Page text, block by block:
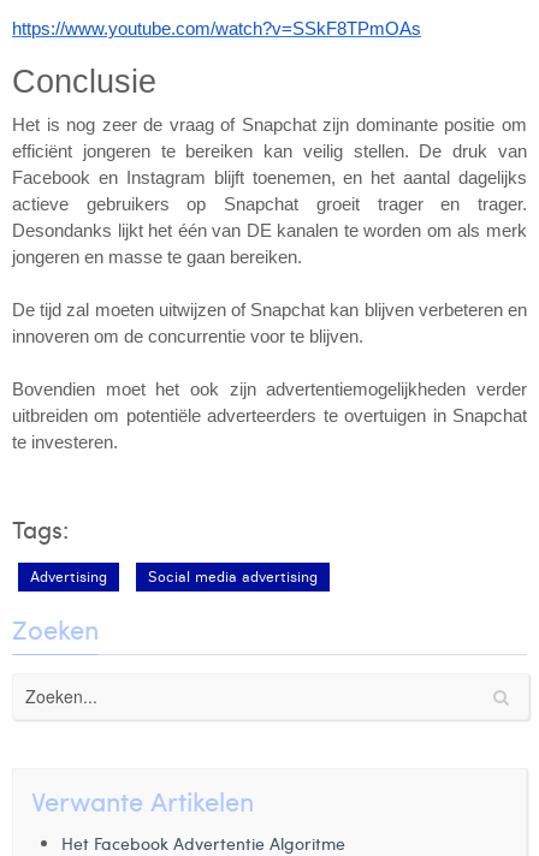
https://www.youtube.com/watch?v=SSkF8TPmOAs
Conclusie
Het is nog zeer de vraag of Snapchat zijn dominante positie om
efficiënt jongeren te bereiken kan veilig stellen. De druk van
Facebook en Instagram blijft toenemen, en het aantal dagelijks
actieve gebruikers op Snapchat groeit trager en trager.
Desondanks lijkt het één van DE kanalen te worden om als merk
jongeren en masse te gaan bereiken.
De tijd zal moeten uitwijzen of Snapchat kan blijven verbeteren en
innoveren om de concurrentie voor te blijven.
Bovendien moet het ook zijn advertentiemogelijkheden verder
uitbreiden om potentiële adverteerders te overtuigen in Snapchat
te investeren.
Tags:
Advertising Social media advertising
Zoeken
Verwante Artikelen
Het Facebook Advertentie Algoritme